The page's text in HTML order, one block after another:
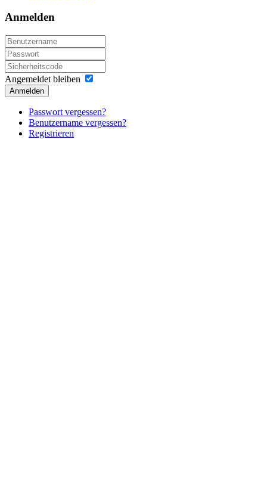
Anmelden
Angemeldet bleiben
Anmelden
Passwort vergessen?
Benutzername vergessen?
Registrieren